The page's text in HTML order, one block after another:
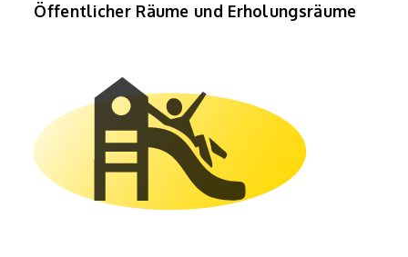
Öffentlicher Räume und Erholungsräume